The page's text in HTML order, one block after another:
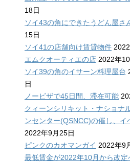
18日
ソイ43の角にできたうどん屋さ
15日
ソイ41の店舗向け賃貸物件
エムクオーティエの店 2022年
ソイ39の角のイサーン料理屋台
日
ノービザで45日間、滞在可能
クィーンシリキット・ナショナ
ンセンター(QSNCC)の催し、イ
2022年9月25日
ピンクのカオマンガイ 2022年9
最低賃金が2022年10月から改定